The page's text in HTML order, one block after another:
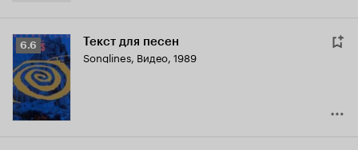
Рейтинг
Кинопоиска
6.6
6.6 Текст для песен
Songlines, Видео, 1989